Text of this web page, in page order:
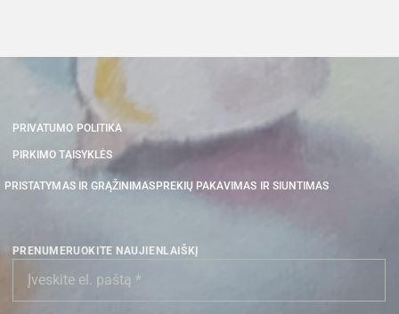
PRIVATUMO POLITIKA
PIRKIMO TAISYKLĖS
PRISTATYMAS IR GRĄŽINIMASPREKIŲ PAKAVIMAS IR SIUNTIMAS
PRENUMERUOKITE NAUJIENLAIŠKĮ